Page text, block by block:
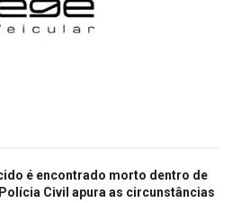
é encontrado morto dentro de
Civil apura as circunstâncias